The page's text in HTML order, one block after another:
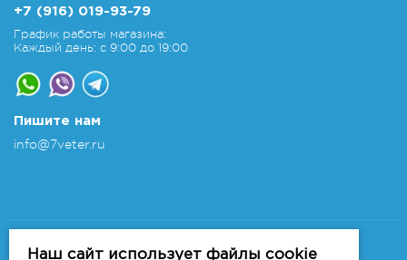
+7 (916) 019-93-79
График работы магазина:
Каждый день: с 9:00 до 19:00
Пишите нам
info@7veter.ru
Интернет-магазин "На Семи Ветрах". Все права
Наш сайт использует файлы cookie